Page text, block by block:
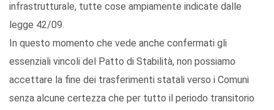
infrastrutturale, tutte cose ampiamente indicate dalle
legge 42/09.
In questo momento che vede anche confermati gli
essenziali vincoli del Patto di Stabilità, non possiamo
accettare la fine dei trasferimenti statali verso i Comuni
senza alcune certezza che per tutto il periodo transitorio